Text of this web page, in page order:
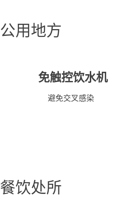
公用地方
免触控饮水机
避免交叉感染
餐饮处所